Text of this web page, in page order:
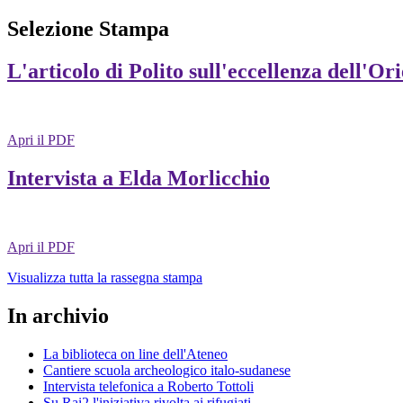
Selezione Stampa
L'articolo di Polito sull'eccellenza
Apri il PDF
Intervista a Elda Morlicchio
Apri il PDF
Visualizza tutta la rassegna stampa
In archivio
La biblioteca on line dell'Ateneo
Cantiere scuola archeologico italo-sudanese
Intervista telefonica a Roberto Tottoli